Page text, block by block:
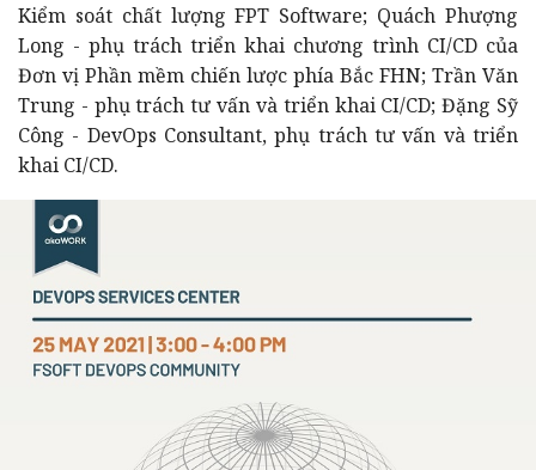
Kiểm soát chất lượng FPT Software; Quách Phượng
Long - phụ trách triển khai chương trình CI/CD của
Đơn vị Phần mềm chiến lược phía Bắc FHN; Trần Văn
Trung - phụ trách tư vấn và triển khai CI/CD; Đặng Sỹ
Công - DevOps Consultant, phụ trách tư vấn và triển
khai CI/CD.